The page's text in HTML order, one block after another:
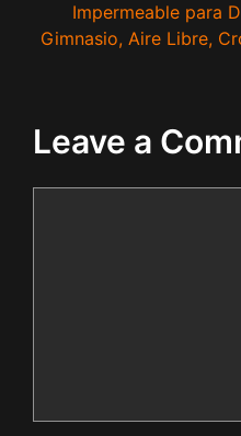
Impermeable para
Gimnasio, Aire Libre,
Leave a